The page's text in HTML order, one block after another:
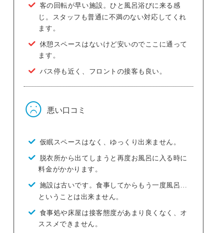
客の回転が早い施設。ひと風呂浴びに来る感
じ。スタッフも普通に不満のない対応してくれ
ます。
休憩スペースはないけど安いのでここに通って
ます。
バス停も近く、フロントの接客も良い。
悪い口コミ
仮眠スペースはなく、ゆっくり出来ません。
脱衣所から出てしまうと再度お風呂に入る時に
料金がかかります。
施設は古いです。食事してからもう一度風呂…
ということは出来ません。
食事処や床屋は接客態度があまり良くなく、オ
ススメできません。